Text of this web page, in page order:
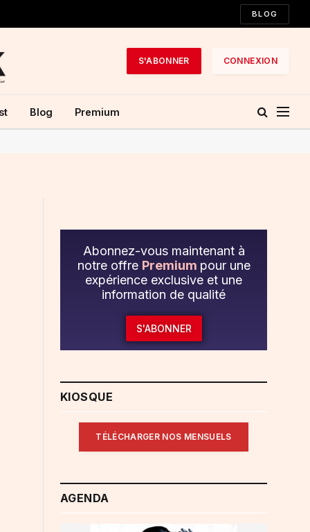
BLOG
S'ABONNER CONNEXION
Blog Premium
Abonnez-vous maintenant à
notre offre Premium pour une
expérience exclusive et une
information de qualité
S'ABONNER
KIOSQUE
TÉLÉCHARGER NOS MENSUELS
AGENDA